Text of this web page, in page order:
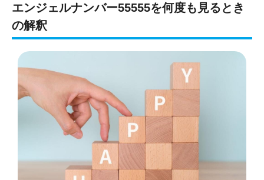
エンジェルナンバー55555を何度も見るとき
の解釈